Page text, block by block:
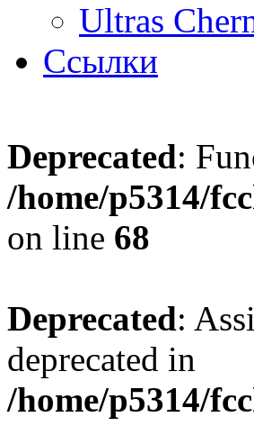
Ultras
Ссылки
Deprecated:
/home/p5314/
on line 68
Deprecated:
deprecated in
/home/p5314/